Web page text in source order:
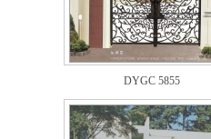
DYGC 5855